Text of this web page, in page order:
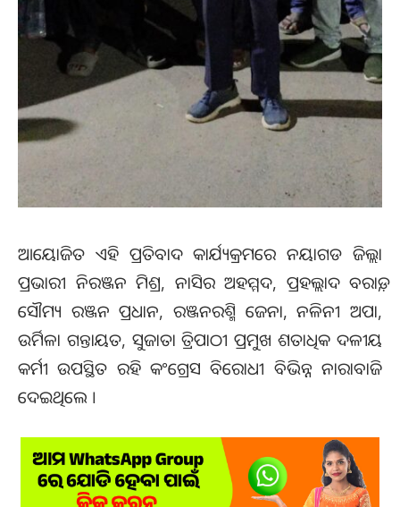
ଆୟୋଜିତ ଏହି ପ୍ରତିବାଦ କାର୍ଯ୍ୟକ୍ରମରେ ନୟାଗଡ ଜିଲ୍ଲା
ପ୍ରଭାରୀ ନିରଞ୍ଜନ ମିଶ୍ର, ନାସିର ଅହମ୍ମଦ, ପ୍ରହଲ୍ଲାଦ ବରାଡ଼,
ସୌମ୍ୟ ରଞ୍ଜନ ପ୍ରଧାନ, ରଞ୍ଜନରଶ୍ମି ଜେନା, ନଳିନୀ ଅପା,
ଉର୍ମିଳା ଗନ୍ତାୟତ, ସୁଜାତା ତ୍ରିପାଠୀ ପ୍ରମୁଖ ଶତାଧିକ ଦଳୀୟ
କର୍ମୀ ଉପସ୍ଥିତ ରହି କଂଗ୍ରେସ ବିରୋଧୀ ବିଭିନ୍ନ ନାରାବାଜି
ଦେଇଥିଲେ ।